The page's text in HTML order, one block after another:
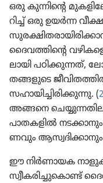
ഒരു കുന്നിന്റെ
റിച്ച്‌ ഒരു ഉയർന്ന
ദൈവ​ത്തി​ന്റെ
ലാ​യി പഠിക്കു​ന്നത്‌,
തങ്ങളുടെ
സഹായി​ച്ചി​രി​ക്കു​ന്നു. (
അങ്ങനെ
പാതക​ളിൽ
ണ​വും ആസ്വദി​ക്കാ​നും
ഈ നിർണാ​യക
സ്വീക​രി​ച്ചു​കൊണ്ട്‌